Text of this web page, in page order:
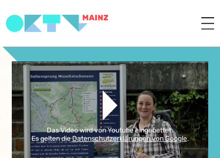
Das Video wird von Youtube eingebettet.
Es gelten dieDatenschutzerklärungen von Google.